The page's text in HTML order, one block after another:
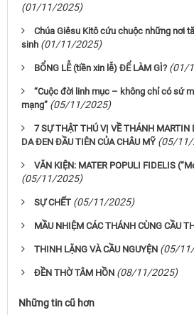
(01/11/2025)
Chúa Giêsu Kitô cứu chuộc những nơi
sinh (01/11/2025)
BỔNG LỄ (tiền xin lễ) ĐỂ LÀM GÌ? (01/
“Cuộc đời linh mục – không chỉ có sứ
mạng” (05/11/2025)
7 SỰ THẬT THÚ VỊ VỀ THÁNH MARTIN
DA ĐEN ĐẦU TIÊN CỦA CHÂU MỸ (05/11/
VĂN KIỆN: MATER POPULI FIDELIS
(05/11/2025)
SỰ CHẾT (05/11/2025)
MẦU NHIỆM CÁC THÁNH CÙNG CẦU
THINH LẶNG VÀ CẦU NGUYỆN (05/
ĐỀN THỜ TÂM HỒN (08/11/2025)
Những tin cũ hơn